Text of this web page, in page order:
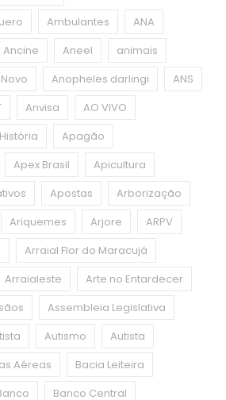
Ambulantes
ANA
Ancine Aneel
animais
Anopheles darlingi
ANS
Anvisa
AO VIVO
Apagão
Apex Brasil
Apicultura
Apostas
Arborização
Ariquemes Arjore
ARPV
Arraial Flor do Maracujá
Arraialeste
Arte no Entardecer
Assembleia Legislativa
Autismo
Autista
Aéreas
Bacia Leiteira
Banco Central